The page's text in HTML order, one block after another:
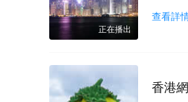
正在播出
查看詳
香港